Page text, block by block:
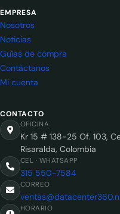
EMPRESA
Nosotros
Noticias
Guías de compra
Contáctanos
Mi cuenta
CONTACTO
OFICINA
Kr 15 # 138-25 Of. 103,
Risaralda, Colombia
CEL · WHATSAPP
315 550-7584
CORREO
HORARIO